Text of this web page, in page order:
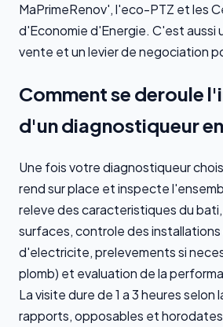
MaPrimeRenov', l'eco-PTZ et les
d'Economie d'Energie. C'est aussi
vente et un levier de negociation
Comment se deroule
d'un diagnostiqueur
Une fois votre diagnostiqueur
rend sur place et inspecte
releve des caracteristiques du
surfaces, controle des
d'electricite, prelevements si
plomb) et evaluation de la
La visite dure de 1 a 3 heures selon
rapports, opposables et